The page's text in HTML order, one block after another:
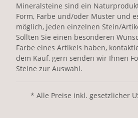
Mineralsteine sind ein
Form, Farbe und/oder Muster und
möglich, jeden einzelnen Stein/
Sollten Sie einen besonderen
Farbe eines Artikels haben,
dem Kauf, gern senden wir Ihnen
Steine zur Auswahl.
* Alle Preise inkl. gesetzlicher